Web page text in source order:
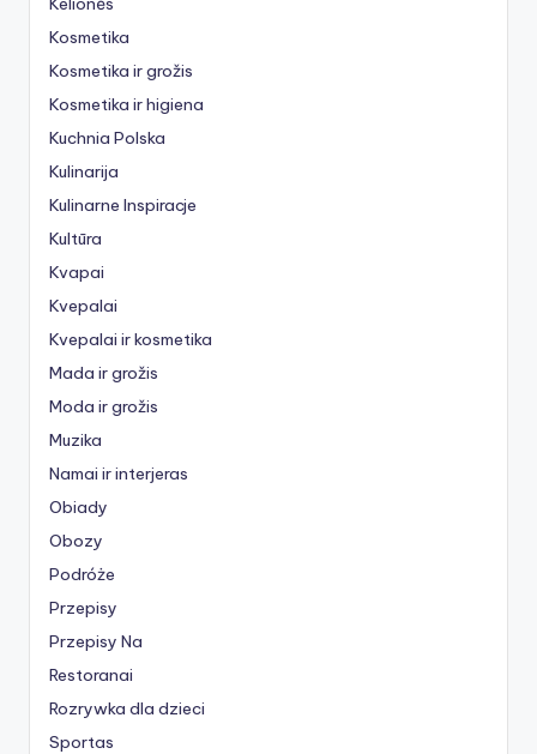
Kosmetika
Kosmetika ir grožis
Kosmetika ir higiena
Kuchnia Polska
Kulinarija
Kulinarne Inspiracje
Kultūra
Kvapai
Kvepalai
Kvepalai ir kosmetika
Mada ir grožis
Moda ir grožis
Muzika
Namai ir interjeras
Obiady
Obozy
Podróże
Przepisy
Przepisy Na
Restoranai
Rozrywka dla dzieci
Sportas